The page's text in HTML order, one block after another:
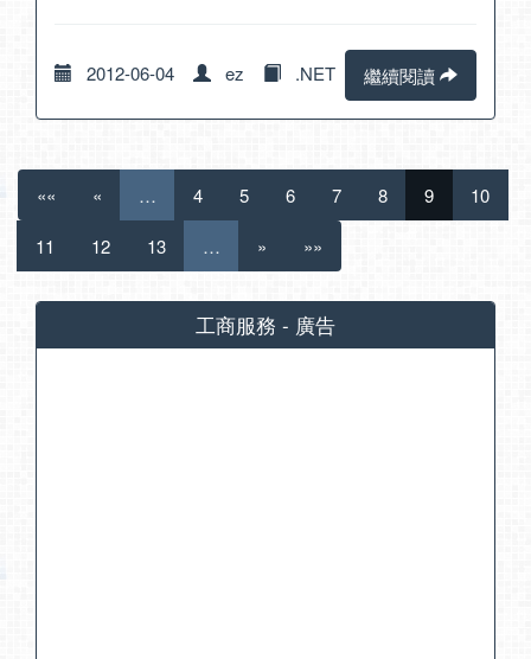
2012-06-04 ez .NET 繼續閱讀
«« « … 4 5 6 7 8 9 10
11 12 13 … » »»
工商服務 - 廣告